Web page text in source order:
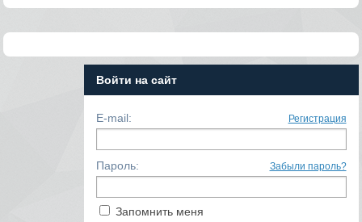
Войти на сайт
E-mail: Регистрация
Пароль: Забыли пароль?
Запомнить меня